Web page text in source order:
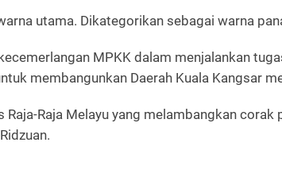
utama. Dikategorikan sebagai warna
MPKK dalam menjalankan
membangunkan Daerah Kuala Kangsar
Raja-Raja Melayu yang melambangkan